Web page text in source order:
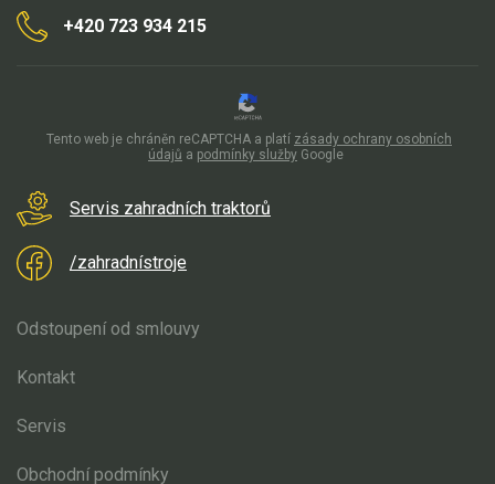
+420 723 934 215
Servis zahradních traktorů
/zahradnístroje
Odstoupení od smlouvy
Kontakt
Servis
Obchodní podmínky
Tento web je chráněn reCAPTCHA a platí zásady ochrany osobních
údajů a podmínky služby Google